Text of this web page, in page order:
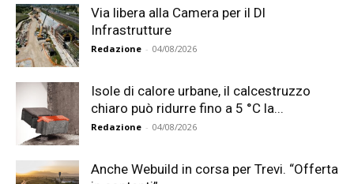
Via libera alla Camera per il Dl
Infrastrutture
Redazione - 04/08/2026
Isole di calore urbane, il calcestruzzo
chiaro può ridurre fino a 5 °C la...
Redazione - 04/08/2026
Anche Webuild in corsa per Trevi. “Offerta